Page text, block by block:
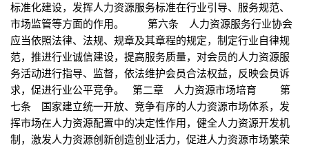
标准化建设，发挥人力资源服务标准在行业引导、服务规范、
市场监管等方面的作用。 第六条 人力资源服务行业协会
应当依照法律、法规、规章及其章程的规定，制定行业自律规
范，推进行业诚信建设，提高服务质量，对会员的人力资源服
务活动进行指导、监督，依法维护会员合法权益，反映会员诉
求，促进行业公平竞争。 第二章 人力资源市场培育 第
七条 国家建立统一开放、竞争有序的人力资源市场体系，发
挥市场在人力资源配置中的决定性作用，健全人力资源开发机
制，激发人力资源创新创造创业活力，促进人力资源市场繁荣